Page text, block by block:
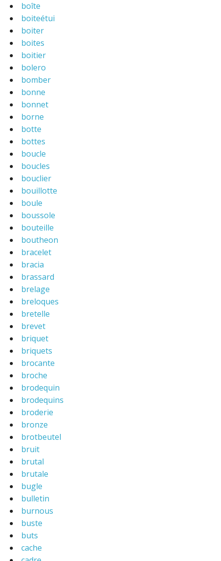
boîte
boiteétui
boiter
boites
boitier
bolero
bomber
bonne
bonnet
borne
botte
bottes
boucle
boucles
bouclier
bouillotte
boule
boussole
bouteille
boutheon
bracelet
bracia
brassard
brelage
breloques
bretelle
brevet
briquet
briquets
brocante
broche
brodequin
brodequins
broderie
bronze
brotbeutel
bruit
brutal
brutale
bugle
bulletin
burnous
buste
buts
cache